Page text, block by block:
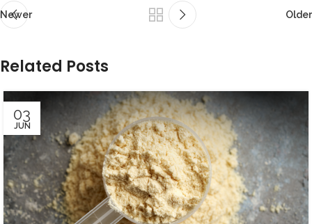
Newer Older
Related Posts
03
JUN